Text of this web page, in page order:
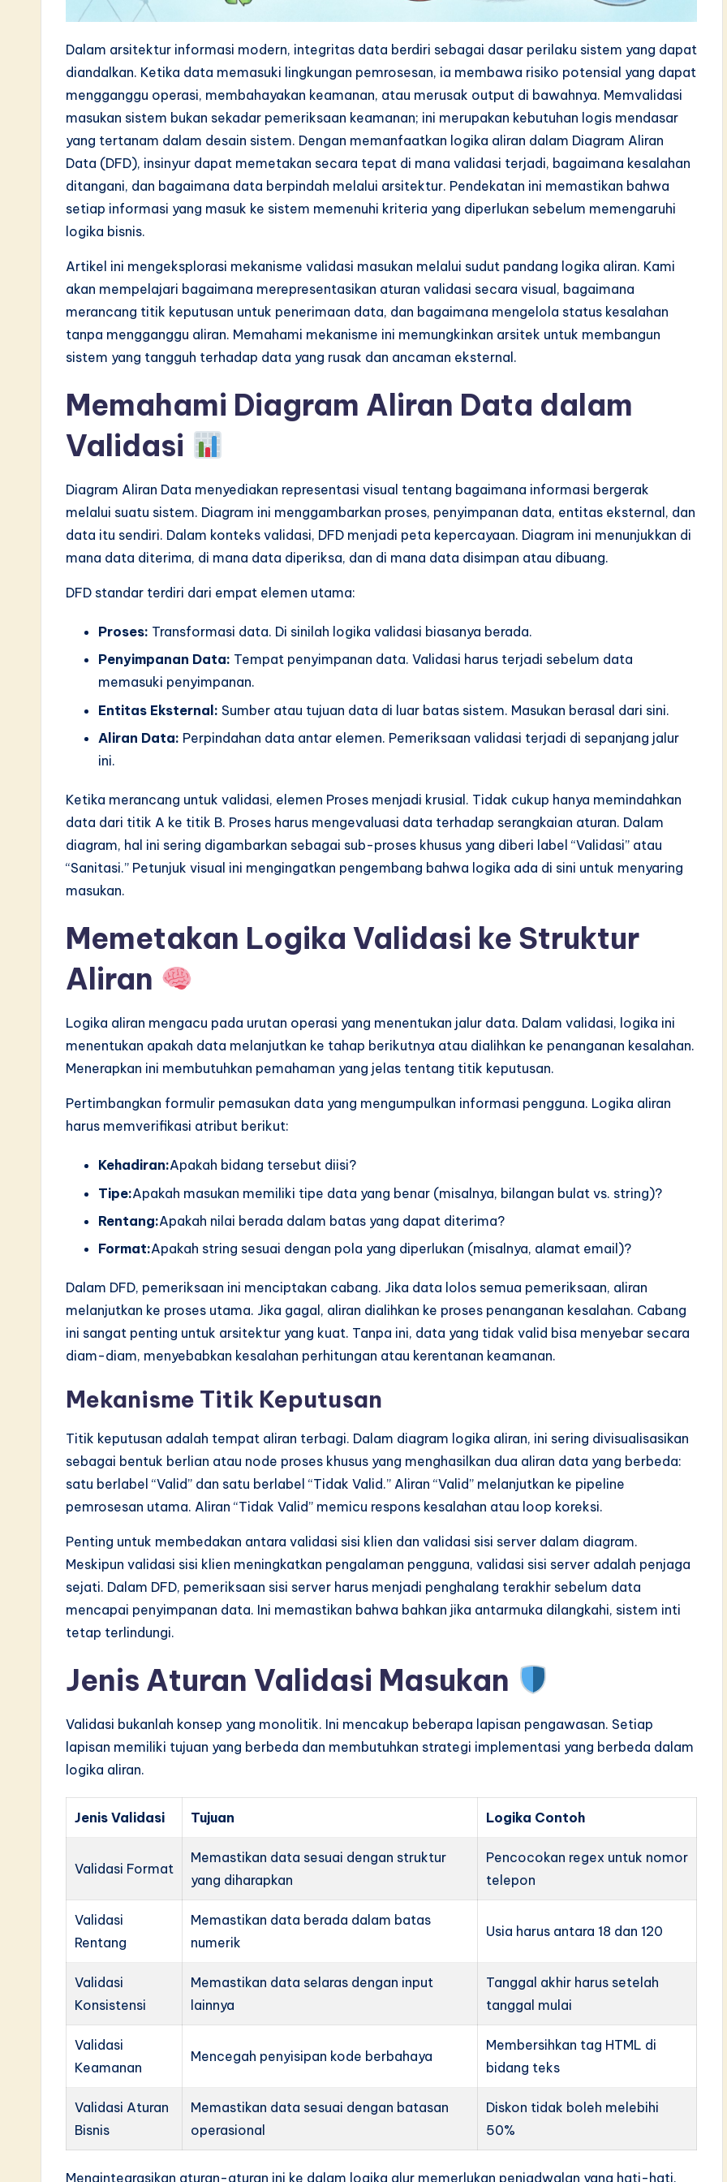
A
ft
w
Dalam arsitektur informasi modern, integritas data berdiri sebagai dasar perilaku sistem yang dapat
diandalkan. Ketika data memasuki lingkungan pemrosesan, ia membawa risiko potensial yang dapat
mengganggu operasi, membahayakan keamanan, atau merusak output di bawahnya. Memvalidasi
masukan sistem bukan sekadar pemeriksaan keamanan; ini merupakan kebutuhan logis mendasar
yang tertanam dalam desain sistem. Dengan memanfaatkan logika aliran dalam Diagram Aliran
Data (DFD), insinyur dapat memetakan secara tepat di mana validasi terjadi, bagaimana kesalahan
ditangani, dan bagaimana data berpindah melalui arsitektur. Pendekatan ini memastikan bahwa
setiap informasi yang masuk ke sistem memenuhi kriteria yang diperlukan sebelum memengaruhi
logika bisnis.
Artikel ini mengeksplorasi mekanisme validasi masukan melalui sudut pandang logika aliran. Kami
akan mempelajari bagaimana merepresentasikan aturan validasi secara visual, bagaimana
merancang titik keputusan untuk penerimaan data, dan bagaimana mengelola status kesalahan
tanpa mengganggu aliran. Memahami mekanisme ini memungkinkan arsitek untuk membangun
sistem yang tangguh terhadap data yang rusak dan ancaman eksternal.
Memahami Diagram Aliran Data dalam
Validasi
Diagram Aliran Data menyediakan representasi visual tentang bagaimana informasi bergerak
melalui suatu sistem. Diagram ini menggambarkan proses, penyimpanan data, entitas eksternal, dan
data itu sendiri. Dalam konteks validasi, DFD menjadi peta kepercayaan. Diagram ini menunjukkan di
mana data diterima, di mana data diperiksa, dan di mana data disimpan atau dibuang.
DFD standar terdiri dari empat elemen utama:
Proses: Transformasi data. Di sinilah logika validasi biasanya berada.
Penyimpanan Data: Tempat penyimpanan data. Validasi harus terjadi sebelum data
memasuki penyimpanan.
Entitas Eksternal: Sumber atau tujuan data di luar batas sistem. Masukan berasal dari sini.
Aliran Data: Perpindahan data antar elemen. Pemeriksaan validasi terjadi di sepanjang jalur
ini.
Ketika merancang untuk validasi, elemen Proses menjadi krusial. Tidak cukup hanya memindahkan
data dari titik A ke titik B. Proses harus mengevaluasi data terhadap serangkaian aturan. Dalam
diagram, hal ini sering digambarkan sebagai sub-proses khusus yang diberi label “Validasi” atau
“Sanitasi.” Petunjuk visual ini mengingatkan pengembang bahwa logika ada di sini untuk menyaring
masukan.
Memetakan Logika Validasi ke Struktur
Aliran
Logika aliran mengacu pada urutan operasi yang menentukan jalur data. Dalam validasi, logika ini
menentukan apakah data melanjutkan ke tahap berikutnya atau dialihkan ke penanganan kesalahan.
Menerapkan ini membutuhkan pemahaman yang jelas tentang titik keputusan.
Pertimbangkan formulir pemasukan data yang mengumpulkan informasi pengguna. Logika aliran
harus memverifikasi atribut berikut:
Kehadiran:Apakah bidang tersebut diisi?
Tipe:Apakah masukan memiliki tipe data yang benar (misalnya, bilangan bulat vs. string)?
Rentang:Apakah nilai berada dalam batas yang dapat diterima?
Format:Apakah string sesuai dengan pola yang diperlukan (misalnya, alamat email)?
Dalam DFD, pemeriksaan ini menciptakan cabang. Jika data lolos semua pemeriksaan, aliran
melanjutkan ke proses utama. Jika gagal, aliran dialihkan ke proses penanganan kesalahan. Cabang
ini sangat penting untuk arsitektur yang kuat. Tanpa ini, data yang tidak valid bisa menyebar secara
diam-diam, menyebabkan kesalahan perhitungan atau kerentanan keamanan.
Mekanisme Titik Keputusan
Titik keputusan adalah tempat aliran terbagi. Dalam diagram logika aliran, ini sering divisualisasikan
sebagai bentuk berlian atau node proses khusus yang menghasilkan dua aliran data yang berbeda:
satu berlabel “Valid” dan satu berlabel “Tidak Valid.” Aliran “Valid” melanjutkan ke pipeline
pemrosesan utama. Aliran “Tidak Valid” memicu respons kesalahan atau loop koreksi.
Penting untuk membedakan antara validasi sisi klien dan validasi sisi server dalam diagram.
Meskipun validasi sisi klien meningkatkan pengalaman pengguna, validasi sisi server adalah penjaga
sejati. Dalam DFD, pemeriksaan sisi server harus menjadi penghalang terakhir sebelum data
mencapai penyimpanan data. Ini memastikan bahwa bahkan jika antarmuka dilangkahi, sistem inti
tetap terlindungi.
Jenis Aturan Validasi Masukan
Validasi bukanlah konsep yang monolitik. Ini mencakup beberapa lapisan pengawasan. Setiap
lapisan memiliki tujuan yang berbeda dan membutuhkan strategi implementasi yang berbeda dalam
logika aliran.
Jenis Validasi Tujuan Logika Contoh
Validasi Format
Memastikan data sesuai dengan struktur
yang diharapkan
Pencocokan regex untuk nomor
telepon
Validasi
Rentang
Memastikan data berada dalam batas
numerik
Usia harus antara 18 dan 120
Validasi
Konsistensi
Memastikan data selaras dengan input
lainnya
Tanggal akhir harus setelah
tanggal mulai
Validasi
Keamanan
Mencegah penyisipan kode berbahaya
Membersihkan tag HTML di
bidang teks
Validasi Aturan
Bisnis
Memastikan data sesuai dengan batasan
operasional
Diskon tidak boleh melebihi
50%
Mengintegrasikan aturan-aturan ini ke dalam logika alur memerlukan penjadwalan yang hati-hati.